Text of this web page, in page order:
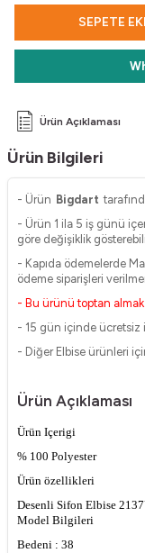
SEPETE
Ürün Açıklaması
Ürün Bilgileri
- Ürün Bigdart
- Ürün 1 ila 5 iş günü
göre değişiklik
- Kapıda ödemelerde
ödeme siparişleri
- Bu ürünü toptan
- 15 gün içinde ücretsiz
- Diğer Elbise ürünleri
Ürün Açıklaması
Ürün Içerigi
% 100 Polyester
Ürün özellikleri
Desenli Sifon Elbise 2137
Model Bilgileri
Bedeni : 38